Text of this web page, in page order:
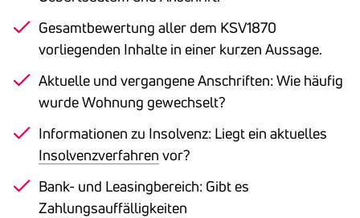
Gesamtbewertung aller dem KSV1870
vorliegenden Inhalte in einer kurzen Aussage.
Aktuelle und vergangene Anschriften: Wie häufig
wurde Wohnung gewechselt?
Informationen zu Insolvenz: Liegt ein aktuelles
Insolvenzverfahren vor?
Bank- und Leasingbereich: Gibt es
Zahlungsauffälligkeiten